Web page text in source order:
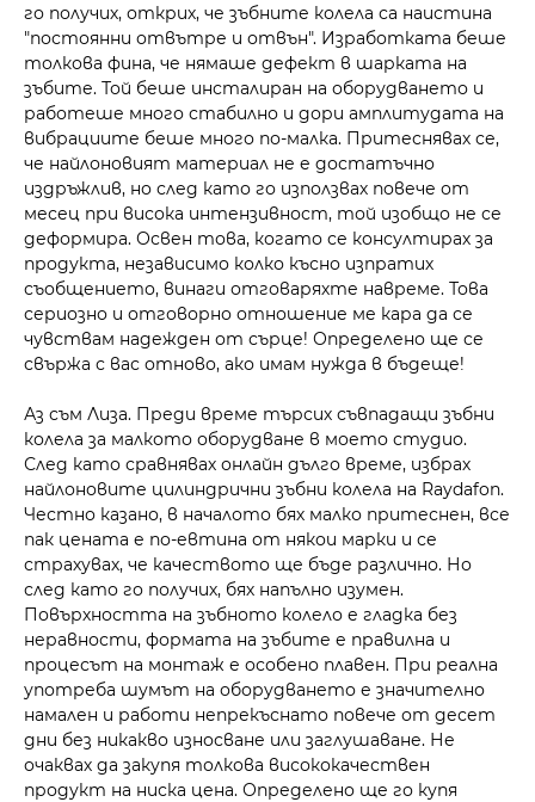
го получих, открих, че зъбните колела са наистина
"постоянни отвътре и отвън". Изработката беше
толкова фина, че нямаше дефект в шарката на
зъбите. Той беше инсталиран на оборудването и
работеше много стабилно и дори амплитудата на
вибрациите беше много по-малка. Притеснявах се,
че найлоновият материал не е достатъчно
издръжлив, но след като го използвах повече от
месец при висока интензивност, той изобщо не се
деформира. Освен това, когато се консултирах за
продукта, независимо колко късно изпратих
съобщението, винаги отговаряхте навреме. Това
сериозно и отговорно отношение ме кара да се
чувствам надежден от сърце! Определено ще се
свържа с вас отново, ако имам нужда в бъдеще!
Аз съм Лиза. Преди време търсих съвпадащи зъбни
колела за малкото оборудване в моето студио.
След като сравнявах онлайн дълго време, избрах
найлоновите цилиндрични зъбни колела на Raydafon.
Честно казано, в началото бях малко притеснен, все
пак цената е по-евтина от някои марки и се
страхувах, че качеството ще бъде различно. Но
след като го получих, бях напълно изумен.
Повърхността на зъбното колело е гладка без
неравности, формата на зъбите е правилна и
процесът на монтаж е особено плавен. При реална
употреба шумът на оборудването е значително
намален и работи непрекъснато повече от десет
дни без никакво износване или заглушаване. Не
очаквах да закупя толкова висококачествен
продукт на ниска цена. Определено ще го купя